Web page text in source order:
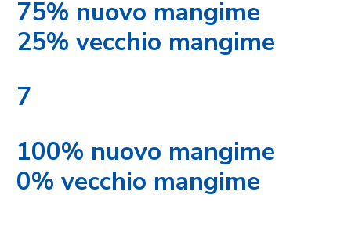
75% nuovo mangime
25% vecchio mangime
7
100% nuovo mangime
0% vecchio mangime